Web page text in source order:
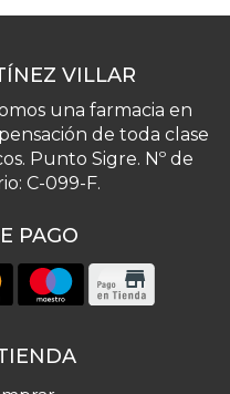
VILLAR
una farmacia en
de toda clase
Punto Sigre. Nº de
C-099-F.
PAGO